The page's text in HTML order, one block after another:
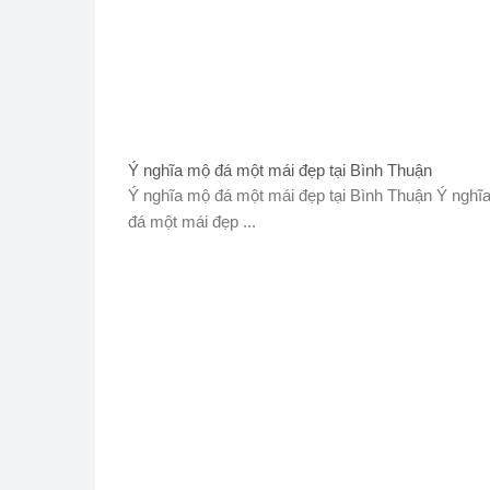
Ý nghĩa mộ đá một mái đẹp tại Bình Thuận
Ý nghĩa mộ đá một mái đẹp tại Bình Thuận Ý
đá một mái đẹp ...